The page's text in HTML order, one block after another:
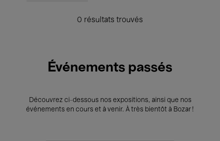
0 résultats trouvés
Événements passés
Découvrez ci-dessous nos expositions, ainsi que nos
événements en cours et à venir. À très bientôt à Bozar !